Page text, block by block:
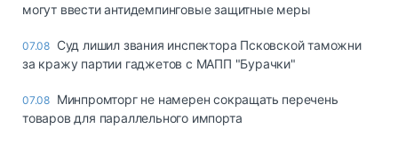
могут ввести антидемпинговые защитные меры
07.08 Суд лишил звания инспектора Псковской таможни
за кражу партии гаджетов с МАПП "Бурачки"
07.08 Минпромторг не намерен сокращать перечень
товаров для параллельного импорта